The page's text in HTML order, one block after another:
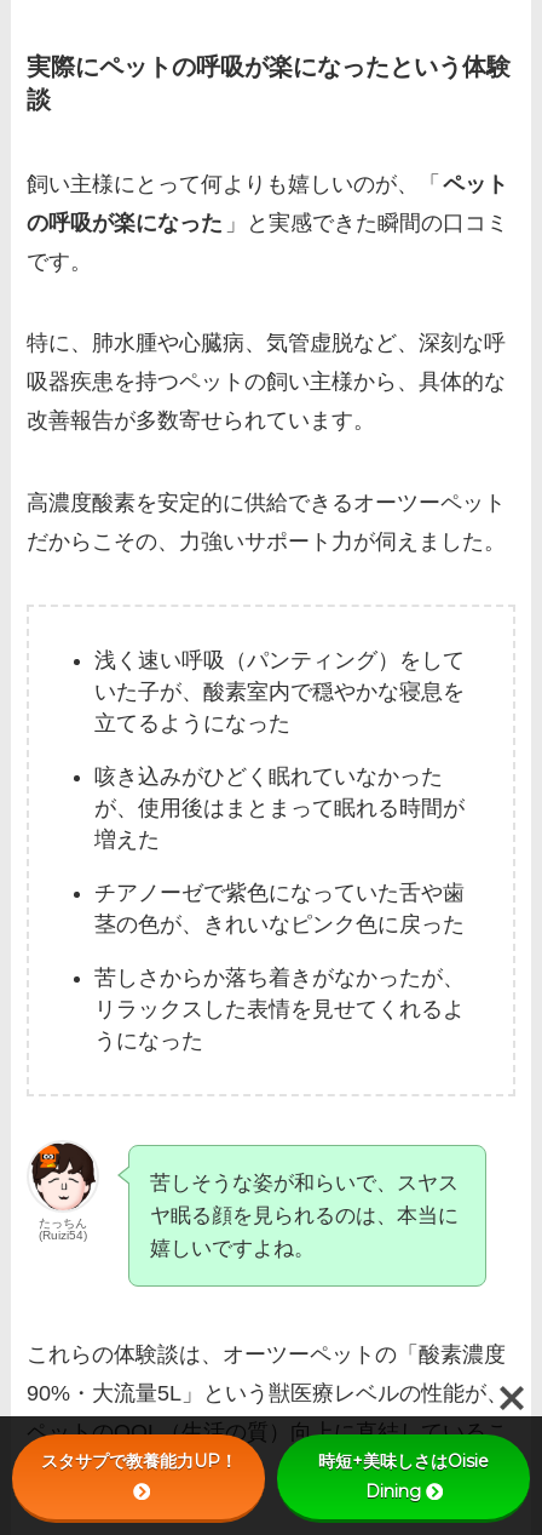
実際にペットの呼吸が楽になったという体験
談
飼い主様にとって何よりも嬉しいのが、「 ペット
の呼吸が楽になった 」と実感できた瞬間の口コミ
です。
特に、肺水腫や心臓病、気管虚脱など、深刻な呼
吸器疾患を持つペットの飼い主様から、具体的な
改善報告が多数寄せられています。
高濃度酸素を安定的に供給できるオーツーペット
だからこその、力強いサポート力が伺えました。
浅く速い呼吸（パンティング）をして
いた子が、酸素室内で穏やかな寝息を
立てるようになった
咳き込みがひどく眠れていなかった
が、使用後はまとまって眠れる時間が
増えた
チアノーゼで紫色になっていた舌や歯
茎の色が、きれいなピンク色に戻った
苦しさからか落ち着きがなかったが、
リラックスした表情を見せてくれるよ
うになった
たっちん
(Ruizi54)
苦しそうな姿が和らいで、スヤス
ヤ眠る顔を見られるのは、本当に
嬉しいですよね。
これらの体験談は、オーツーペットの「酸素濃度
90%・大流量5L」という獣医療レベルの性能が、
ペットのQOL（生活の質）向上に直結しているこ
とを示しています。
スタサプで教養能力UP！
時短+美味しさはOisie
Dining